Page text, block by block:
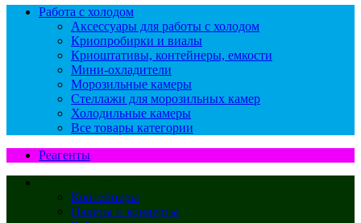
Работа с холодом
Аксессуары для работы с холодом
Криопробирки и виалы
Криоштативы, контейнеры, емкости
Мини-охладители
Морозильные камеры
Стеллажи для морозильных камер
Холодильные камеры
Все товары категории
Реагенты
Контейнеры
Пакеты и конверты